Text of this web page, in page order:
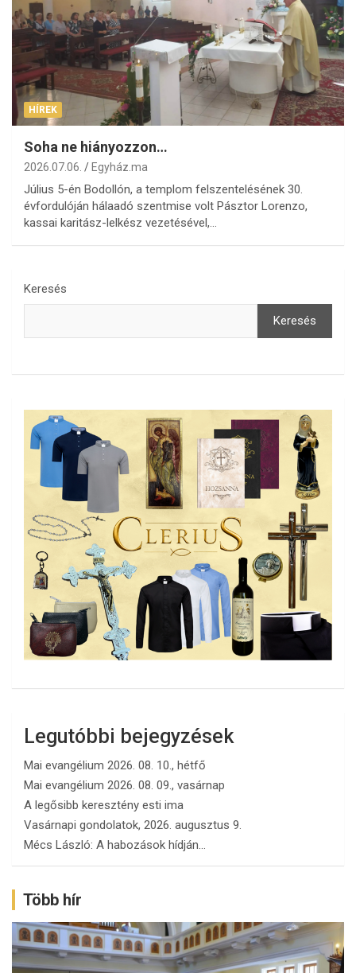
HÍREK
Soha ne hiányozzon…
2026.07.06. Egyház.ma
Július 5-én Bodollón, a templom felszentelésének 30.
évfordulóján hálaadó szentmise volt Pásztor Lorenzo,
kassai karitász-lelkész vezetésével,…
Keresés
Keresés
Legutóbbi bejegyzések
Mai evangélium 2026. 08. 10., hétfő
Mai evangélium 2026. 08. 09., vasárnap
A legősibb keresztény esti ima
Vasárnapi gondolatok, 2026. augusztus 9.
Mécs László: A habozások hídján…
Több hír